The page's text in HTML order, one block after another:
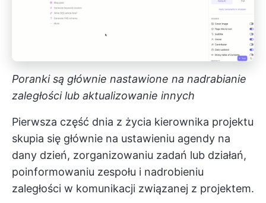
Poranki są głównie nastawione na nadrabianie
zaległości lub aktualizowanie innych
Pierwsza część dnia z życia kierownika projektu
skupia się głównie na ustawieniu agendy na
dany dzień, zorganizowaniu zadań lub działań,
poinformowaniu zespołu i nadrobieniu
zaległości w komunikacji związanej z projektem.